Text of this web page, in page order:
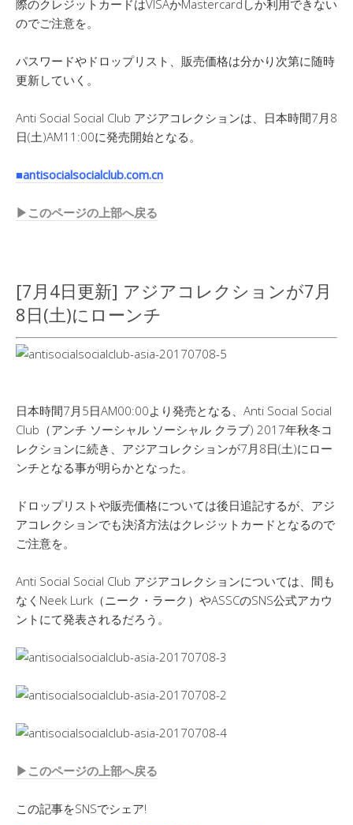
際のクレジットカードはVISAかMastercardしか利用できない
のでご注意を。
パスワードやドロップリスト、販売価格は分かり次第に随時
更新していく。
Anti Social Social Club アジアコレクションは、日本時間7月8
日(土)AM11:00に発売開始となる。
■antisocialsocialclub.com.cn
▶︎このページの上部へ戻る
[7月4日更新] アジアコレクションが7月
8日(土)にローンチ
日本時間7月5日AM00:00より発売となる、Anti Social Social
Club（アンチ ソーシャル ソーシャル クラブ) 2017年秋冬コ
レクションに続き、アジアコレクションが7月8日(土)にロー
ンチとなる事が明らかとなった。
ドロップリストや販売価格については後日追記するが、アジ
アコレクションでも決済方法はクレジットカードとなるので
ご注意を。
Anti Social Social Club アジアコレクションについては、間も
なくNeek Lurk（ニーク・ラーク）やASSCのSNS公式アカウ
ントにて発表されるだろう。
▶︎このページの上部へ戻る
この記事をSNSでシェア!